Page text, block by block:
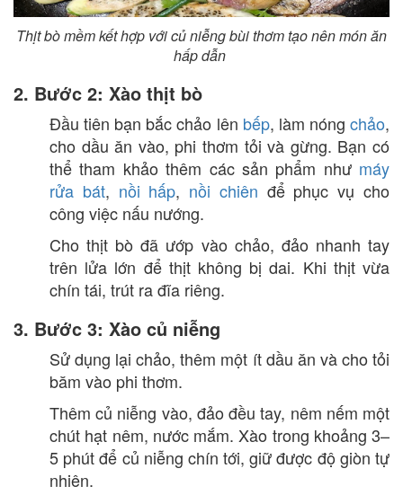
Thịt bò mềm kết hợp với củ niễng bùi thơm tạo nên món ăn
hấp dẫn
2. Bước 2: Xào thịt bò
Đầu tiên bạn bắc chảo lên bếp, làm nóngchảo,
cho dầu ăn vào, phi thơm tỏi và gừng. Bạn có
thể tham khảo thêm các sản phẩm như máy
rửa bát, nồi hấp, nồi chiên để phục vụ cho
công việc nấu nướng.
Cho thịt bò đã ướp vào chảo, đảo nhanh tay
trên lửa lớn để thịt không bị dai. Khi thịt vừa
chín tái, trút ra đĩa riêng.
3. Bước 3: Xào củ niễng
Sử dụng lại chảo, thêm một ít dầu ăn và cho tỏi
băm vào phi thơm.
Thêm củ niễng vào, đảo đều tay, nêm nếm một
chút hạt nêm, nước mắm. Xào trong khoảng 3–
5 phút để củ niễng chín tới, giữ được độ giòn tự
nhiên.